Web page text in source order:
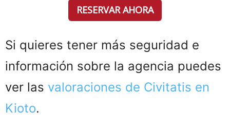
RESERVAR AHORA
Si quieres tener más seguridad e
información sobre la agencia puedes
ver las valoraciones de Civitatis en
Kioto.